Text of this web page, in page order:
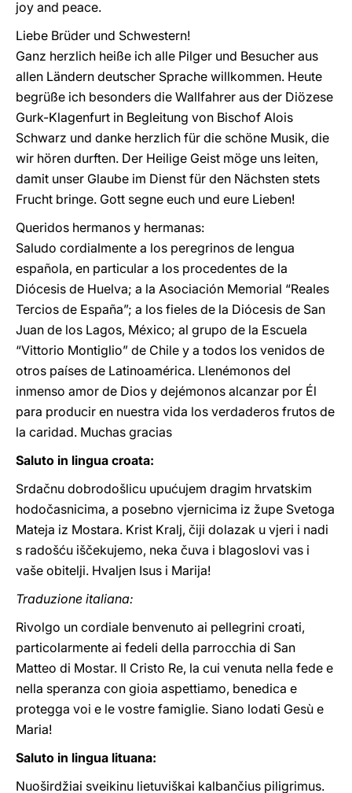
joy and peace.
Liebe Brüder und Schwestern!
Ganz herzlich heiße ich alle Pilger und Besucher aus
allen Ländern deutscher Sprache willkommen. Heute
begrüße ich besonders die Wallfahrer aus der Diözese
Gurk-Klagenfurt in Begleitung von Bischof Alois
Schwarz und danke herzlich für die schöne Musik, die
wir hören durften. Der Heilige Geist möge uns leiten,
damit unser Glaube im Dienst für den Nächsten stets
Frucht bringe. Gott segne euch und eure Lieben!
Queridos hermanos y hermanas:
Saludo cordialmente a los peregrinos de lengua
española, en particular a los procedentes de la
Diócesis de Huelva; a la Asociación Memorial “Reales
Tercios de España”; a los fieles de la Diócesis de San
Juan de los Lagos, México; al grupo de la Escuela
“Vittorio Montiglio” de Chile y a todos los venidos de
otros países de Latinoamérica. Llenémonos del
inmenso amor de Dios y dejémonos alcanzar por Él
para producir en nuestra vida los verdaderos frutos de
la caridad. Muchas gracias
Saluto in lingua croata:
Srdačnu dobrodošlicu upućujem dragim hrvatskim
hodočasnicima, a posebno vjernicima iz župe Svetoga
Mateja iz Mostara. Krist Kralj, čiji dolazak u vjeri i nadi
s radošću iščekujemo, neka čuva i blagoslovi vas i
vaše obitelji. Hvaljen Isus i Marija!
Traduzione italiana:
Rivolgo un cordiale benvenuto ai pellegrini croati,
particolarmente ai fedeli della parrocchia di San
Matteo di Mostar. Il Cristo Re, la cui venuta nella fede e
nella speranza con gioia aspettiamo, benedica e
protegga voi e le vostre famiglie. Siano lodati Gesù e
Maria!
Saluto in lingua lituana:
Nuoširdžiai sveikinu lietuviškai kalbančius piligrimus.